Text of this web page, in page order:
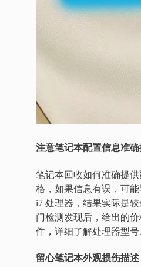
注意笔记本配置信息准
笔记本回收如何准确提
格，如果信息有误，可
i7 处理器，结果实际是
门检测发现后，给出的
件，详细了解处理器型
留心笔记本外观损伤描述